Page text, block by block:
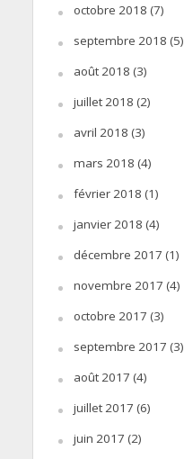
octobre 2018 (7)
septembre 2018 (5)
août 2018 (3)
juillet 2018 (2)
avril 2018 (3)
mars 2018 (4)
février 2018 (1)
janvier 2018 (4)
décembre 2017 (1)
novembre 2017 (4)
octobre 2017 (3)
septembre 2017 (3)
août 2017 (4)
juillet 2017 (6)
juin 2017 (2)